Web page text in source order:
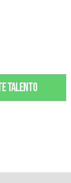
talento